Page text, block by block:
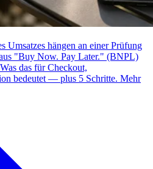
Umsatzes hängen an einer Prüfung
"Buy Now. Pay Later." (BNPL)
das für Checkout,
bedeutet — plus 5 Schritte. Mehr